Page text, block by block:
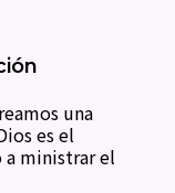
una
es el
ministrar el